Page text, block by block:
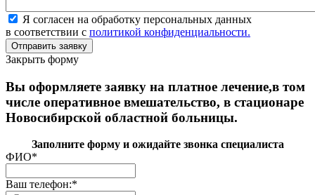
Я согласен на обработку персональных данных
в соответствии с политикой конфиденциальности.
Закрыть форму
Вы оформляете заявку на платное лечение,в том
числе оперативное вмешательство, в стационаре
Новосибирской областной больницы.
Заполните форму и ожидайте звонка специалиста
ФИО*
Ваш телефон:*